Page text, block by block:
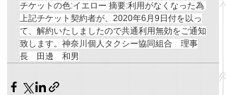
チケットの色:イエロー 摘要:利用がなくなった為
上記チケット契約者が、2020年6月9日付を以っ
て、解約いたしましたので共通利用無効をご通知
致します。神奈川個人タクシー協同組合　理事
長　田邊　和男